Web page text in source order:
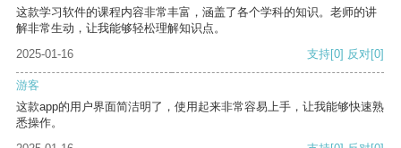
这款学习软件的课程内容非常丰富，涵盖了各个学科的知识。老师的讲
解非常生动，让我能够轻松理解知识点。
2025-01-16
支持[0] 反对[0]
游客
这款app的用户界面简洁明了，使用起来非常容易上手，让我能够快速熟
悉操作。